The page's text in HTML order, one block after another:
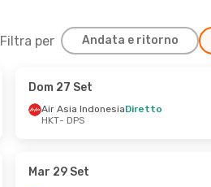
Filtra per Andata e ritorno
Dom 27 Set
Air Asia IndonesiaDiretto
HKT- DPS
Mar 29 Set